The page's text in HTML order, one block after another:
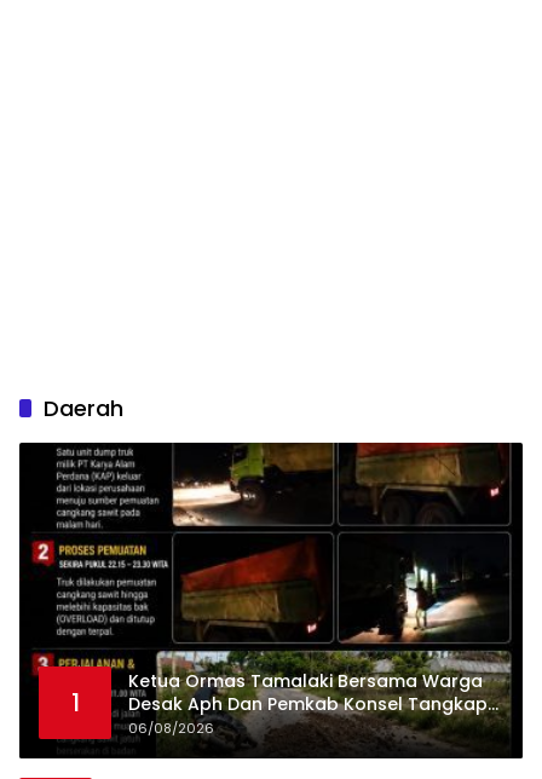
Daerah
1
Ketua Ormas Tamalaki Bersama Warga
Desak Aph Dan Pemkab Konsel Tangkap
Pelaku Angkut Cangkang Sawit Overload,
Truk PT KAP Melintas Jalan Umum
06/08/2026